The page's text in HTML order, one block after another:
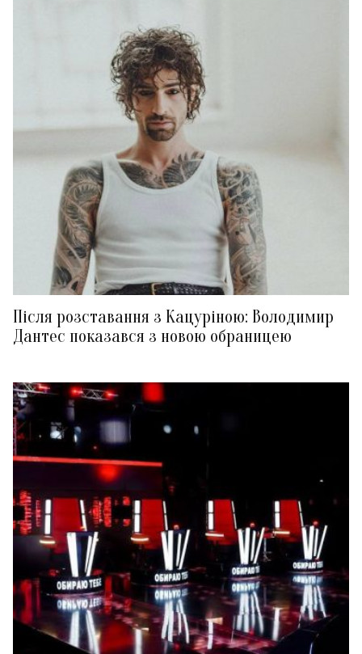
Після розставання з Кацуріною: Володимир
Дантес показався з новою обраницею